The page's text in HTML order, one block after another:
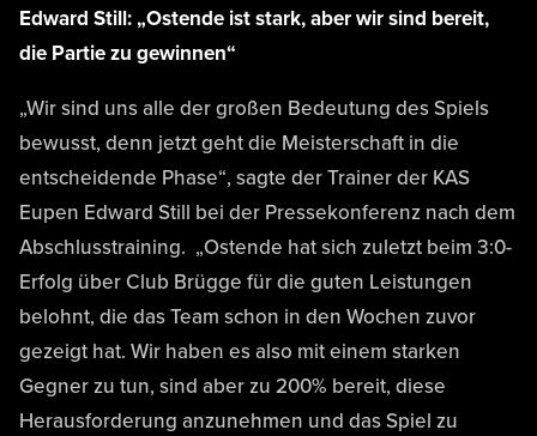
Edward Still: „Ostende ist stark, aber wir sind bereit,
die Partie zu gewinnen“
„Wir sind uns alle der großen Bedeutung des Spiels
bewusst, denn jetzt geht die Meisterschaft in die
entscheidende Phase“, sagte der Trainer der KAS
Eupen Edward Still bei der Pressekonferenz nach dem
Abschlusstraining. „Ostende hat sich zuletzt beim 3:0-
Erfolg über Club Brügge für die guten Leistungen
belohnt, die das Team schon in den Wochen zuvor
gezeigt hat. Wir haben es also mit einem starken
Gegner zu tun, sind aber zu 200% bereit, diese
Herausforderung anzunehmen und das Spiel zu